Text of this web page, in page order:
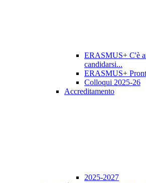
ERASMUS+ C'è
candidarsi...
ERASMUS+
Colloqui 2025-26
Accreditamento
2025-2027